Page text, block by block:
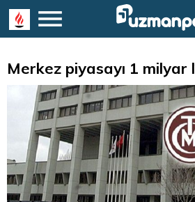
Merkez piyasayı 1 milyar